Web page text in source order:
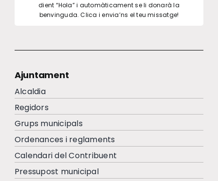
dient “Hola” i automàticament se li donarà la
benvinguda. Clica i envia’ns el teu missatge!
Ajuntament
Alcaldia
Regidors
Grups municipals
Ordenances i reglaments
Calendari del Contribuent
Pressupost municipal